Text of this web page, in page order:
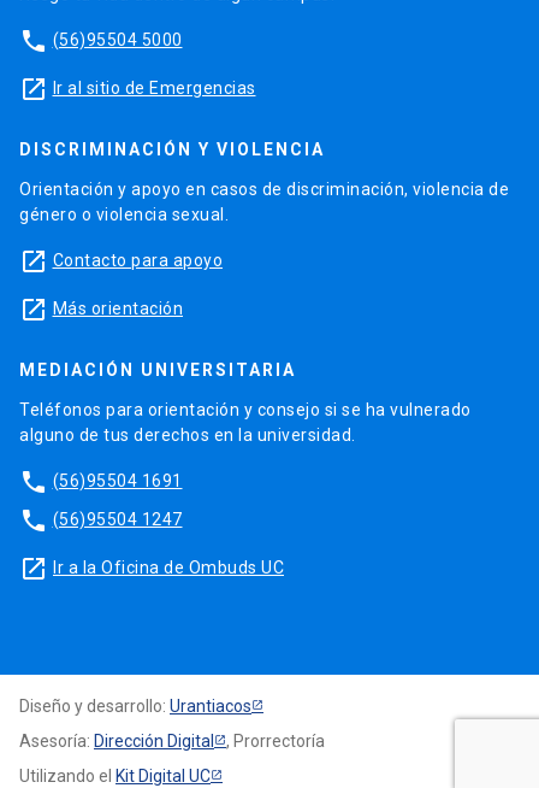
phone (56)95504 5000
launch Ir al sitio de Emergencias
DISCRIMINACIÓN Y VIOLENCIA
Orientación y apoyo en casos de discriminación, violencia de
género o violencia sexual.
launch Contacto para apoyo
launch Más orientación
MEDIACIÓN UNIVERSITARIA
Teléfonos para orientación y consejo si se ha vulnerado
alguno de tus derechos en la universidad.
phone (56)95504 1691
phone (56)95504 1247
launch Ir a la Oficina de Ombuds UC
Diseño y desarrollo: Urantiacos
Asesoría: Dirección Digital
, Prorrectoría
Utilizando el Kit Digital UC